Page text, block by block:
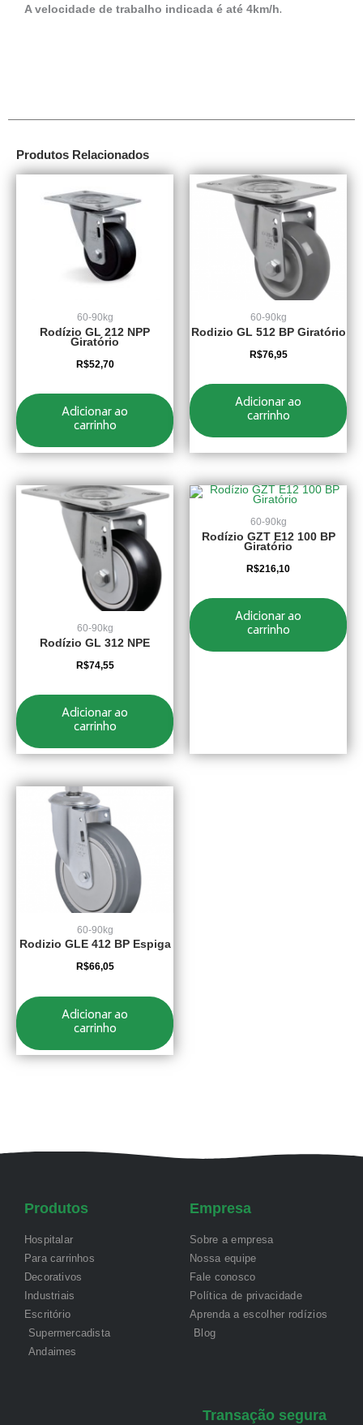
A velocidade de trabalho indicada é até 4km/h.
Produtos Relacionados
60-90kg
Rodízio GL 212 NPP
Giratório
R$52,70
Adicionar ao
carrinho
60-90kg
Rodizio GL 512 BP Giratório
R$76,95
Adicionar ao
carrinho
60-90kg
Rodízio GL 312 NPE
R$74,55
Adicionar ao
carrinho
60-90kg
Rodízio GZT E12 100 BP
Giratório
R$216,10
Adicionar ao
carrinho
60-90kg
Rodizio GLE 412 BP Espiga
R$66,05
Adicionar ao
carrinho
Produtos
Hospitalar
Para carrinhos
Decorativos
Industriais
Escritório
Supermercadista
Andaimes
Empresa
Sobre a empresa
Nossa equipe
Fale conosco
Política de privacidade
Aprenda a escolher rodízios
Blog
Transação segura